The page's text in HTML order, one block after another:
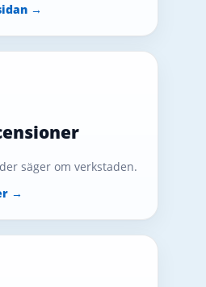
→
säger om verkstaden.
→